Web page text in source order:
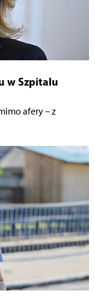
w Szpitalu
afery – z